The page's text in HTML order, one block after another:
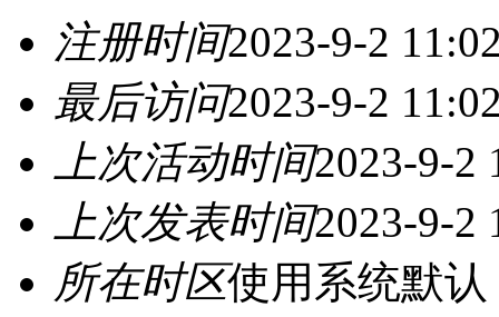
注册时间2023-9-2
最后访问2023-9-2
上次活动时间2023-9-2
上次发表时间2023-9-2
所在时区使用系统默认